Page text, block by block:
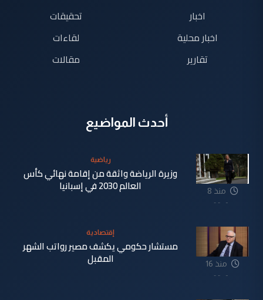
اخبار
اخبار محلية
تقارير
تحقيقات
لقاءات
مقالات
أحدث المواضيع
منذ 8
دقيقة
رياضية
وزيرة الرياضة واثقة من إقامة نهائي كأس
العالم 2030 في إسبانيا
منذ 16
دقيقة
إقتصادية
مستشار حكومي يكشف مصير رواتب الشهر
المقبل